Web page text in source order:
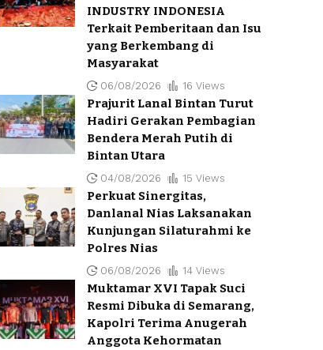
INDUSTRY INDONESIA
Terkait Pemberitaan dan Isu
yang Berkembang di
Masyarakat
06/08/2026 16 Views
Prajurit Lanal Bintan Turut
Hadiri Gerakan Pembagian
Bendera Merah Putih di
Bintan Utara
04/08/2026 15 Views
Perkuat Sinergitas,
Danlanal Nias Laksanakan
Kunjungan Silaturahmi ke
Polres Nias
06/08/2026 14 Views
Muktamar XVI Tapak Suci
Resmi Dibuka di Semarang,
Kapolri Terima Anugerah
Anggota Kehormatan